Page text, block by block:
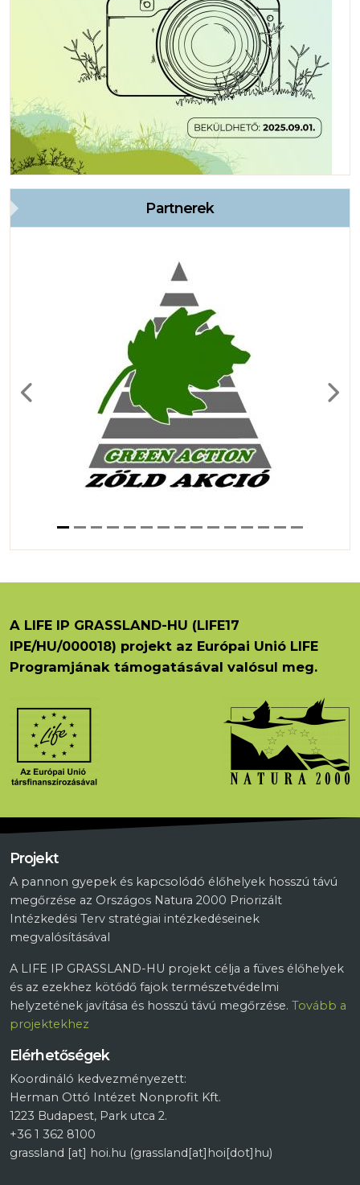
Partnerek
Previous Next
A LIFE IP GRASSLAND-HU (LIFE17
IPE/HU/000018) projekt az Európai Unió LIFE
Programjának támogatásával valósul meg.
Projekt
A pannon gyepek és kapcsolódó élőhelyek hosszú távú
megőrzése az Országos Natura 2000 Priorizált
Intézkedési Terv stratégiai intézkedéseinek
megvalósításával
A LIFE IP GRASSLAND-HU projekt célja a füves élőhelyek
és az ezekhez kötődő fajok természetvédelmi
helyzetének javítása és hosszú távú megőrzése. Tovább a
projektekhez
Elérhetőségek
Koordináló kedvezményezett:
Herman Ottó Intézet Nonprofit Kft.
1223 Budapest, Park utca 2.
+36 1 362 8100
grassland [at] hoi.hu (grassland[at]hoi[dot]hu)